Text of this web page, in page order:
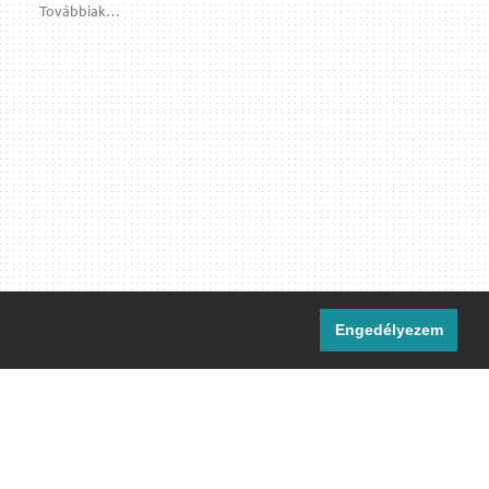
Engedélyezem
Továbbiak…